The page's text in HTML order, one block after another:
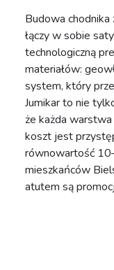
Budowa
łączy w sobie
technologiczną
materiałów:
system, który
Jumikar to nie
że każda
koszt jest
równowartość
mieszkańców
atutem są